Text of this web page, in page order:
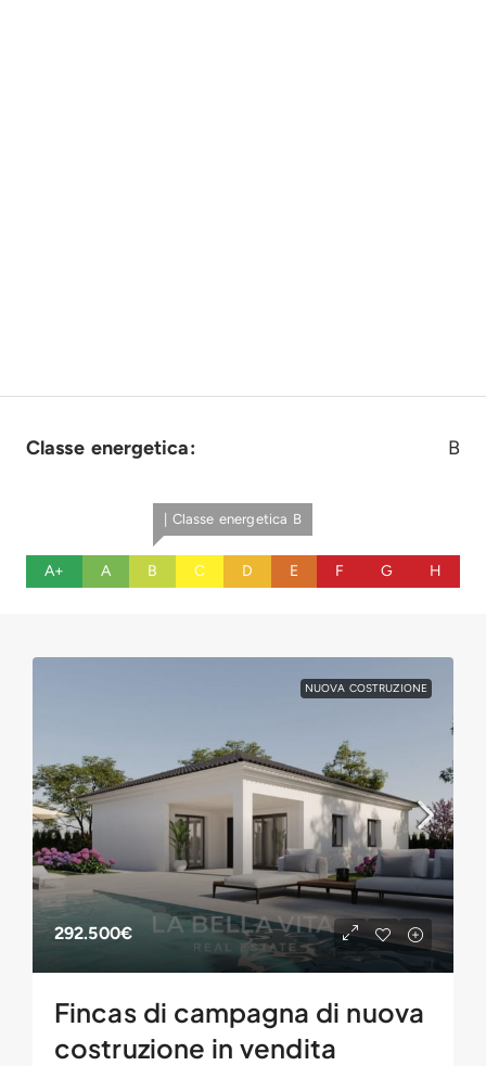
Classe energetica: B
A+ A
| Classe energetica B
B C D E F G H
NUOVA COSTRUZIONE
292.500€
Fincas di campagna di nuova
costruzione in vendita